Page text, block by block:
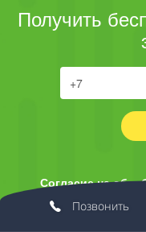
Получить
Согласие на
соответствии с
Позвонить